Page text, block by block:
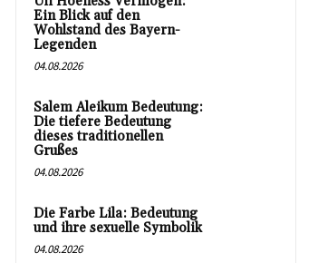
Ein Blick auf den
Wohlstand des Bayern-
Legenden
04.08.2026
Salem Aleikum Bedeutung:
Die tiefere Bedeutung
dieses traditionellen
Grußes
04.08.2026
Die Farbe Lila: Bedeutung
und ihre sexuelle Symbolik
04.08.2026